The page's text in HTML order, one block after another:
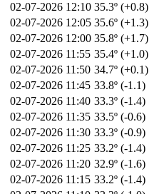
02-07-2026 12:10 35.3º (+0.8)
02-07-2026 12:05 35.6º (+1.3)
02-07-2026 12:00 35.8º (+1.7)
02-07-2026 11:55 35.4º (+1.0)
02-07-2026 11:50 34.7º (+0.1)
02-07-2026 11:45 33.8º (-1.1)
02-07-2026 11:40 33.3º (-1.4)
02-07-2026 11:35 33.5º (-0.6)
02-07-2026 11:30 33.3º (-0.9)
02-07-2026 11:25 33.2º (-1.4)
02-07-2026 11:20 32.9º (-1.6)
02-07-2026 11:15 33.2º (-1.4)